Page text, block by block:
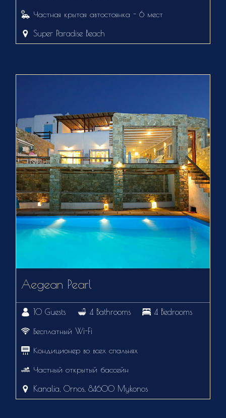
Частная крытая автостоянка - 6 мест
Super Paradise Beach
Aegean Pearl
10 Guests 4 Bathrooms 4 Bedrooms
Бесплатный Wi-Fi
Кондиционер во всех спальнях
Частный открытый бассейн
Kanalia, Ornos, 84600 Mykonos